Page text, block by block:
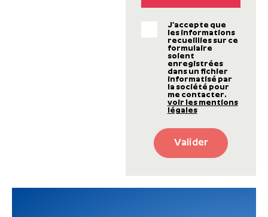
J’accepte que
les informations
recueillies sur ce
formulaire
soient
enregistrées
dans un fichier
informatisé par
la société pour
me contacter.
voir les mentions
légales
Valider